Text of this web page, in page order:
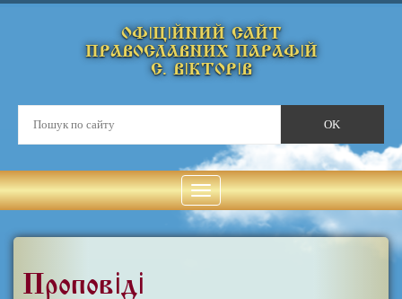
ОФІЦІЙНИЙ САЙТ
ПРАВОСЛАВНИХ ПАРАФІЙ
С. ВІКТОРІВ
Проповіді